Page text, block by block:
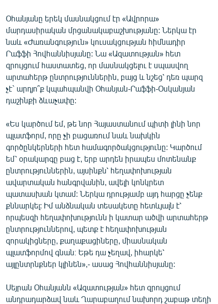
Օհանյանը երեկ մասնակցում էր «Ավրորա»
մարդասիրական մրցանակաբաշխությանը: Ներկա էր
նաև «Ժառանգություն» կուսակցության հիմնադիր
Րաֆֆի Հովհաննիսյանը: Նա «Ազատության» հետ
զրույցում հաստատեց, որ մասնակցելու է սպասվող
արտահերթ ընտրություններին, բայց և նշեց՝ դեռ պարզ
չէ` արդյո՞ք կպահպանվի Օհանյան-Րաֆֆի-Օսկանյան
դաշինքի ձևաչափը:
«Ես կարծում եմ, թե նոր Հայաստանում պիտի լինի նոր
պլատֆորմ, որը չի բացառում նաև նախկին
գործընկերների հետ համագործակցությունը: Կարծում
եմ՝ օրակարգը բաց է, երբ արդեն իրապես մոտենանք
ընտրություններին, այսինքն՝ հեղափոխության
ավարտական հանգրվանին, ավելի կոնկրետ
պատասխան կտամ: Ներկա դրությամբ այդ հարցը չենք
քննարկել: Իմ անձնական տեսակետը հետևյալն է՝
որպեսզի հեղափոխությունն ի կատար ածվի արտահերթ
ընտրություններով, պետք է հեղափոխության
զորակիցները, քաղաքացիները, միասնական
պլատֆորմով գնան։ Եթե դա չեղավ, իհարկե՝
այլընտրնքներ կլինեն»,- ասաց Հովհաննիսյանը:
Սեյրան Օհանյանն «Ազատության» հետ զրույցում
անդրադարձավ նաև Ղարաբաղում նախորդ շաբաթ տեղի